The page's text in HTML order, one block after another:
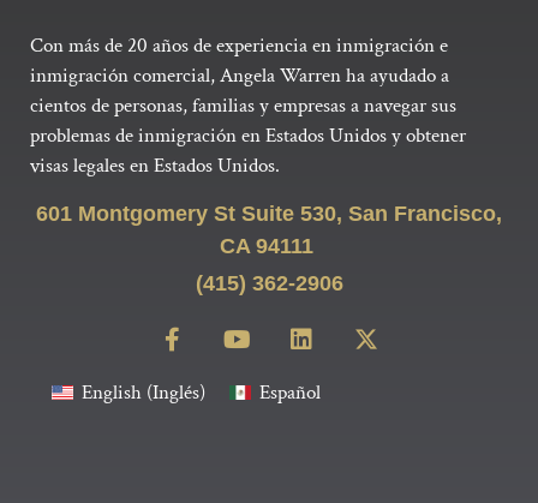
Con más de 20 años de experiencia en inmigración e
inmigración comercial, Angela Warren ha ayudado a
cientos de personas, familias y empresas a navegar sus
problemas de inmigración en Estados Unidos y obtener
visas legales en Estados Unidos.
601 Montgomery St Suite 530, San Francisco,
CA 94111
(415) 362-2906
English(Inglés) Español